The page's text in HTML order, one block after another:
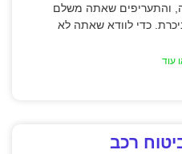
והתעריפים שאתה משלם
כדי לוודא שאתה לא
עוד
רכב